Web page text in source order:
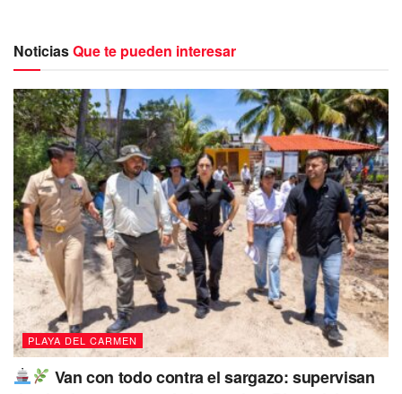
La edil afirmó que la administración que encabeza prioriza
la seguridad, el empoderamiento y se trabaja por la
tranquilidad de las mujeres de acuerdo al mapa de calor.
“Por eso estamos inaugurando este 5to Punto Violeta, aquí
entre la Constituyentes y Av. Lilis. Pronto inauguraremos el
sexto que se ubicará en la alcaldía de Puerto Aventuras,
todos con el objetivo de disminuir casos de violencia y que
quien lo requiera tenga un espacio donde acudir por
ayuda, porque la violencia no es normal. Unidas somos
invencibles” indicó Lili Campos.
NoticiasQue te pueden interesar
PLAYA DEL CARMEN
Van con todo contra el sargazo: supervisan